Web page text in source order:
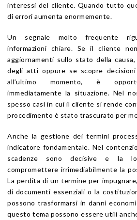
interessi del cliente. Quando tutto
di errori aumenta enormemente.
Un segnale molto frequente
informazioni chiare. Se il cliente
aggiornamenti sullo stato della
degli atti oppure se scopre
all’ultimo momento, è
immediatamente la situazione. Nel
spesso casi in cui il cliente si rende
procedimento è stato trascurato per
Anche la gestione dei termini
indicatore fondamentale. Nel
scadenze sono decisive e la
compromettere irrimediabilmente la
La perdita di un termine per
di documenti essenziali o la
possono trasformarsi in danni
questo tema possono essere utili